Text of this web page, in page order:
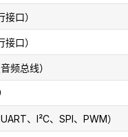
口）
口）
频总线）
、I²C、SPI、PWM）